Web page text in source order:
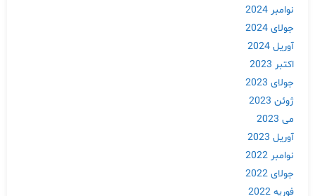
نوامبر 2024
جولای 2024
آوریل 2024
اکتبر 2023
جولای 2023
ژوئن 2023
می 2023
آوریل 2023
نوامبر 2022
جولای 2022
فوریه 2022